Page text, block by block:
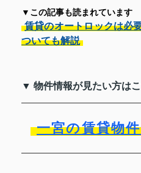
▼この記事も読まれています
賃貸のオートロックは必
ついても解説
▼ 物件情報が見たい方は
一宮の賃貸物